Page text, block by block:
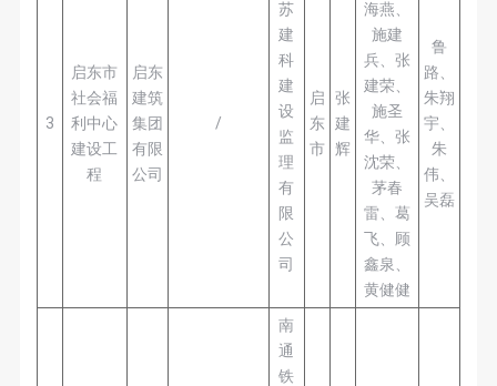
3
启东市
社会福
利中心
建设工
程
启东
建筑
集团
有限
公司
/
苏
建
科
建
设
监
理
有
限
公
司
启
东
市
张
建
辉
海燕、
施建
兵、张
建荣、
施圣
华、张
沈荣、
茅春
雷、葛
飞、顾
鑫泉、
黄健健
鲁
路、
朱翔
宇、
朱
伟、
吴磊
南
通
铁